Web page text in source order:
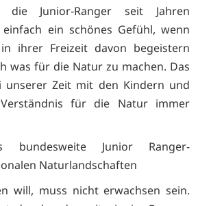
die Junior-Ranger seit Jahren
ein schönes Gefühl, wenn
ihrer Freizeit davon begeistern
was für die Natur zu machen. Das
unserer Zeit mit den Kindern und
Verständnis für die Natur immer
bundesweite Junior Ranger-
Naturlandschaften
will, muss nicht erwachsen sein.